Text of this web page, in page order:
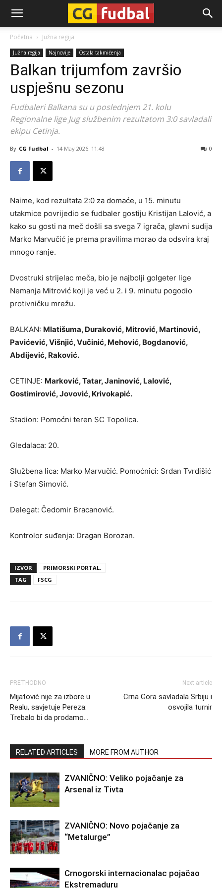
CG-
Fudbal
Početna Južna regija
Južna regija Najnovije Ostala takmičenja
Balkan trijumfom završio
uspješnu sezonu
Fudbaleri Balkana su u poslednjem 21. kolu
Regionalne lige Jug službenim rezultatom 3:0 savladali
ekipu Cetinja.
By CG Fudbal - 14 May 2026. 11:48 0
Naime, kod rezultata 2:0 za domaće, u 15. minutu
utakmice povrijedio se fudbaler gostiju Kristijan Lalović, a
kako su gosti na meč došli sa svega 7 igrača, glavni sudija
Marko Marvučić je prema pravilima morao da odsvira kraj
mnogo ranje.
Dvostruki strijelac meča, bio je najbolji golgeter lige
Nemanja Mitrović koji je već u 2. i 9. minutu pogodio
protivničku mrežu.
BALKAN: Mlatišuma, Duraković, Mitrović, Martinović,
Pavićević, Višnjić, Vučinić, Mehović, Bogdanović,
Abdijević, Raković.
CETINJE: Marković, Tatar, Janinović, Lalović,
Gostimirović, Jovović, Krivokapić.
Stadion: Pomoćni teren SC Topolica.
Gledalaca: 20.
Službena lica: Marko Marvučić. Pomoćnici: Srđan Tvrdišić
i Stefan Simović.
Delegat: Čedomir Bracanović.
Kontrolor suđenja: Dragan Borozan.
IZVOR
PRIMORSKI PORTAL.
TAG
FSCG
PRETHODNO
Mijatović nije za izbore u
Realu, savjetuje Pereza:
Trebalo bi da prodamo…
Next article
Crna Gora savladala Srbiju i
osvojila turnir
RELATED ARTICLES MORE FROM AUTHOR
ZVANIČNO: Veliko pojačanje za
Arsenal iz Tivta
ZVANIČNO: Novo pojačanje za
“Metalurge”
Crnogorski internacionalac pojačao
Ekstremaduru